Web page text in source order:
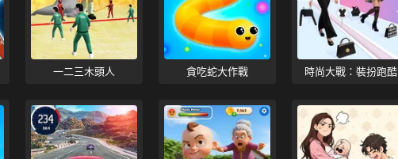
一二三木頭人 貪吃蛇大作戰 時尚大戰：裝扮跑酷